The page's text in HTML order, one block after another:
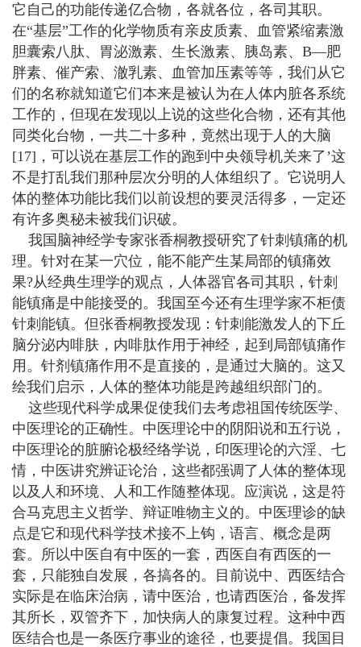
它自己的功能传递亿合物，各就各位，各司其职。
在“基层”工作的化学物质有亲皮质素、血管紧缩素激
胆囊索八肽、胃泌激素、生长激素、胰岛素、B—肥
胖素、催产索、澈乳素、血管加压素等等，我们从它
们的名称就知道它们本来是被认为在人体内脏各系统
工作的，但现在发现以上说的这些化合物，还有其他
同类化台物，一共二十多种，竟然出现于人的大脑
[17]，可以说在基层工作的跑到中央领导机关来了’这
不是打乱我们那种层次分明的人体组织了。它说明人
体的整体功能比我们以前设想的要灵活得多，一定还
有许多奥秘未被我们识破。
我国脑神经学专家张香桐教授研究了针刺镇痛的机
理。针对在某一穴位，能不能产生某局部的镇痛效
果?从经典生理学的观点，人体器官各司其职，针刺
能镇痛是中能接受的。我国至今还有生理学家不柜债
针刺能镇。但张香桐教授发现：针刺能激发人的下丘
脑分泌内啡肤，内啡肽作用于神经，起到局部镇痛作
用。针剂镇痛作用不是直接的，是通过大脑的。这又
绘我们启示，人体的整体功能是跨越组织部门的。
这些现代科学成果促使我们去考虑祖国传统医学、
中医理论的正确性。中医理论中的阴阳说和五行说，
中医理论的脏腑论极经络学说，印医理论的六淫、七
情，中医讲究辨证论治，这些都强调了人体的整体现
以及人和环境、人和工作随整体现。应演说，这是符
合马克思主义哲学、辩证唯物主义的。中医理诊的缺
点是它和现代科学技术接不上钩，语言、概念是两
套。所以中医自有中医的一套，西医自有西医的一
套，只能独自发展，各搞各的。目前说中、西医结合
实际是在临床治病，请中医治，也请西医治，备发挥
其所长，双管齐下，加快病人的康复过程。这种中西
医结合也是一条医疗事业的途径，也要提倡。我国目